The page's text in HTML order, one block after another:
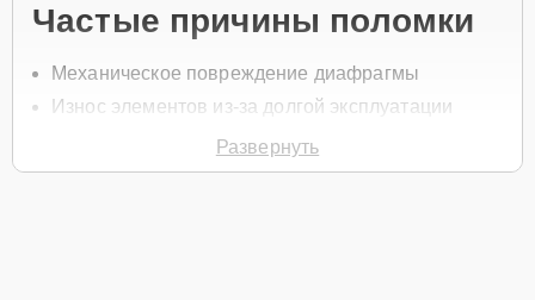
Частые причины поломки
Механическое повреждение диафрагмы
Износ элементов из-за долгой эксплуатации
Попадание пыли или влаги в камеру
Неправильное обращение с видеокамерой
Развернуть